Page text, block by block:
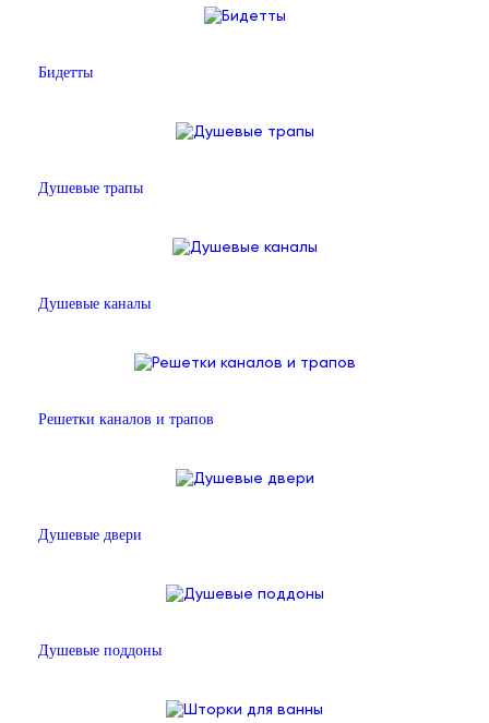
Бидетты
Душевые трапы
Душевые каналы
Решетки каналов и трапов
Душевые двери
Душевые поддоны